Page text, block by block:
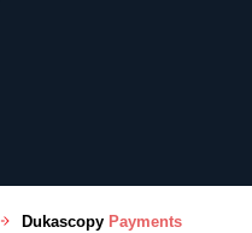
Dukascopy Payments